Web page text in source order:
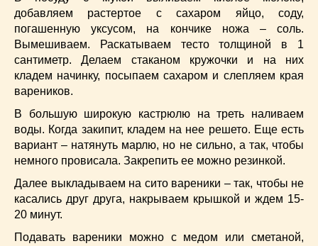
добавляем растертое с сахаром яйцо, соду,
погашенную уксусом, на кончике ножа – соль.
Вымешиваем. Раскатываем тесто толщиной в 1
сантиметр. Делаем стаканом кружочки и на них
кладем начинку, посыпаем сахаром и слепляем края
вареников.
В большую широкую кастрюлю на треть наливаем
воды. Когда закипит, кладем на нее решето. Еще есть
вариант – натянуть марлю, но не сильно, а так, чтобы
немного провисала. Закрепить ее можно резинкой.
Далее выкладываем на сито вареники – так, чтобы не
касались друг друга, накрываем крышкой и ждем 15-
20 минут.
Подавать вареники можно с медом или сметаной,